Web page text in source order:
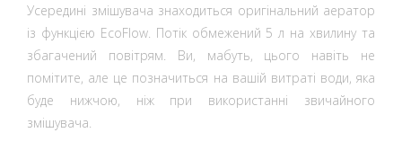
Усередині змішувача знаходиться оригінальний аератор
із функцією EcoFlow. Потік обмежений 5 л на хвилину та
збагачений повітрям. Ви, мабуть, цього навіть не
помітите, але це позначиться на вашій витраті води, яка
буде нижчою, ніж при використанні звичайного
змішувача.